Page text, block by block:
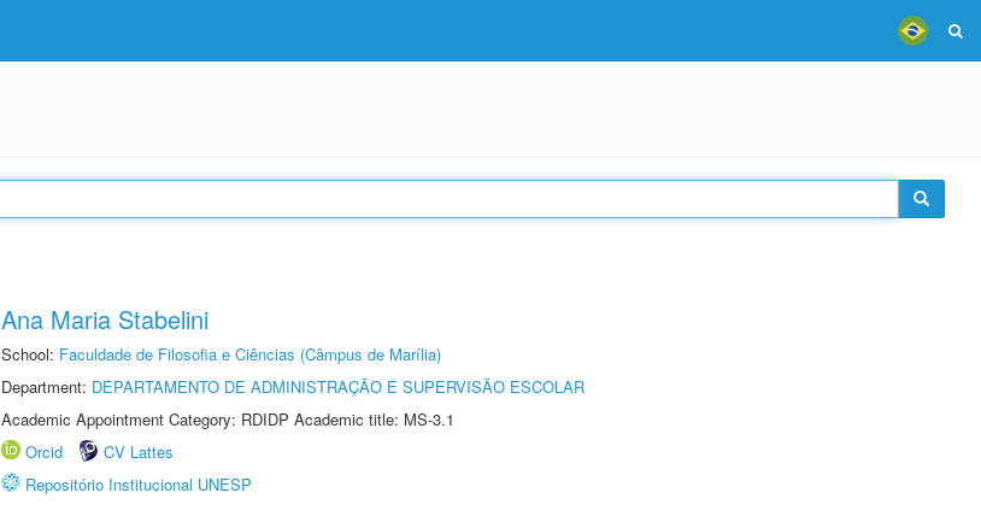
Ana Maria Stabelini
School: Faculdade de Filosofia e Ciências (Câmpus de Marília)
Department: DEPARTAMENTO DE ADMINISTRAÇÃO E SUPERVISÃO ESCOLAR
Academic Appointment Category: RDIDP Academic title: MS-3.1
Orcid
CV Lattes
Repositório Institucional UNESP